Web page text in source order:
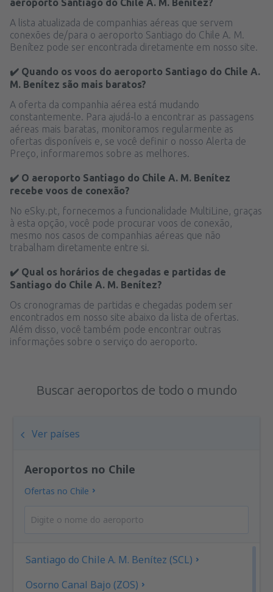
aeroporto Santiago do Chile A. M. Benítez?
A lista atualizada de companhias aéreas que servem
conexões de/para o aeroporto Santiago do Chile A. M.
Benítez pode ser encontrada diretamente em nosso site.
✔️ Quando os voos do aeroporto Santiago do Chile A.
M. Benítez são mais baratos?
A oferta da companhia aérea está mudando
constantemente. Para ajudá-lo a encontrar as passagens
aéreas mais baratas, monitoramos regularmente as
ofertas disponíveis e, se você definir o nosso Alerta de
Preço, informaremos sobre as melhores.
✔️ O aeroporto Santiago do Chile A. M. Benítez
recebe voos de conexão?
No eSky.pt, fornecemos a funcionalidade MultiLine, graças
à esta opção, você pode procurar voos de conexão,
mesmo nos casos de companhias aéreas que não
trabalham diretamente entre si.
✔️ Qual os horários de chegadas e partidas de
Santiago do Chile A. M. Benítez?
Os cronogramas de partidas e chegadas podem ser
encontrados em nosso site abaixo da lista de ofertas.
Além disso, você também pode encontrar outras
informações sobre o serviço do aeroporto.
Buscar aeroportos de todo o mundo
Ver países
Aeroportos no Chile
Ofertas no Chile
Santiago do Chile A. M. Benítez (SCL)
Osorno Canal Bajo (ZOS)